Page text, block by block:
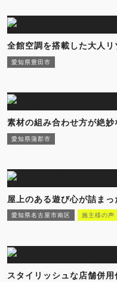
全館空調を搭載した大人
愛知県豊田市
素材の組み合わせ方が絶
愛知県蒲郡市
屋上のある遊び心が詰まっ
愛知県名古屋市南区 施主様の声
スタイリッシュな店舗併用